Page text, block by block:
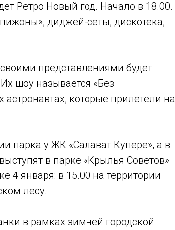
Ретро Новый год. Начало в 18.00.
диджей-сеты, дискотека,
представлениями будет
шоу называется «Без
которые прилетели на
парка у ЖК «Салават Купере», а в
в парке «Крылья Советов»
4 января: в 15.00 на территории
лесу.
в рамках зимней городской